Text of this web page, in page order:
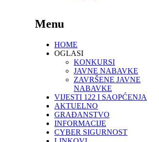
Menu
HOME
OGLASI
KONKURSI
JAVNE NABAVKE
ZAVRŠENE JAVNE
NABAVKE
VIJESTI 122 I SAOPĆENJA
AKTUELNO
GRAĐANSTVO
INFORMACIJE
CYBER SIGURNOST